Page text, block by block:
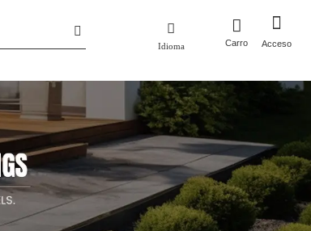
Idioma Carro Acceso
Perfil de la empresa
Macetas